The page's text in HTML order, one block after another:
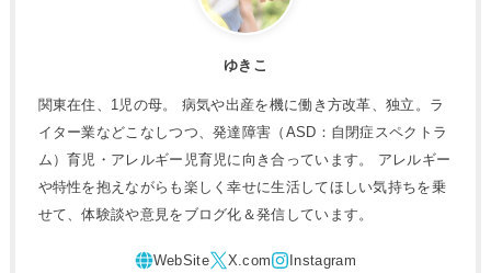
ゆきこ
関東在住、1児の母。 病気や出産を機に働き方改革、独立。ラ
イター業などこなしつつ、発達障害（ASD：自閉症スペクトラ
ム）育児・アレルギー児育児に向き合っています。 アレルギー
や特性を抱えながらも楽しく幸せに生活してほしい気持ちを乗
せて、体験談や意見をブログ化＆発信しています。